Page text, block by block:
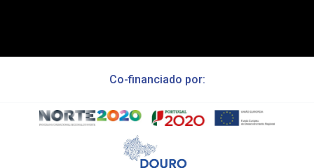
Co-financiado por: